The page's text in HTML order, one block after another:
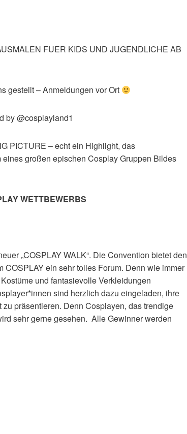
FUER KIDS UND JUGENDLICHE AB
gestellt – Anmeldungen vor Ort
by @cosplayland1
PICTURE – echt ein Highlight, das
großen epischen Cosplay Gruppen Bildes
WETTBEWERBS
„COSPLAY WALK“. Die Convention bietet den
ein sehr tolles Forum. Denn wie immer
und fantasievolle Verkleidungen
sind herzlich dazu eingeladen, ihre
präsentieren. Denn Cosplayen, das trendige
sehr gerne gesehen. Alle Gewinner werden